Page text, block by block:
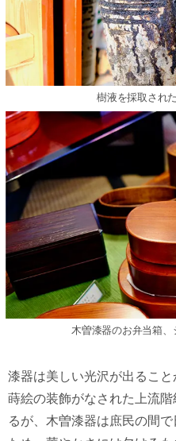
樹液を採取され
木曽漆器のお弁当箱
漆器は美しい光沢が出ること
蒔絵の装飾がなされた上流
るが、木曽漆器は庶民の間